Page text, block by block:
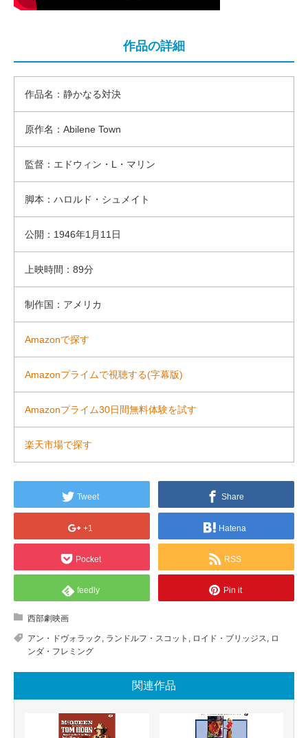
作品の詳細
作品名：静かなる対決
原作名：Abilene Town
監督：エドウィン・L・マリン
脚本：ハロルド・シュメイト
公開：1946年1月11日
上映時間：89分
制作国：アメリカ
Amazonで探す
Amazonプライムで視聴する(字幕版)
Amazonプライム30日間無料体験を試す
楽天市場で探す
Tweet Share
+1 Hatena
Pocket RSS
feedly Pin it
西部劇映画
アン・ドヴォラック ランドルフ・スコット ロイド・ブリッジス
ロ
ンダ・フレミング
関連作品